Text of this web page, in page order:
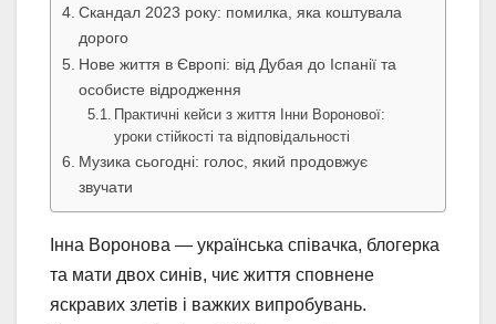
Скандал 2023 року: помилка, яка коштувала
дорого
Нове життя в Європі: від Дубая до Іспанії та
особисте відродження
Практичні кейси з життя Інни Воронової:
уроки стійкості та відповідальності
Музика сьогодні: голос, який продовжує
звучати
Інна Воронова — українська співачка, блогерка
та мати двох синів, чиє життя сповнене
яскравих злетів і важких випробувань.